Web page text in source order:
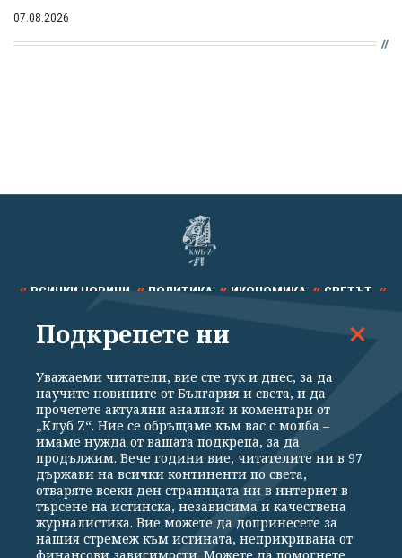
07.08.2026
ВСИЧКИ НОВИНИ ПОЛИТИКА ИКОНОМИКА СВЕТЪТ
СПОРТ КУЛТУРА ТЕХНОЛОГИИ КАЛЕЙДОСКОП
Общи условия
Политика за поверителност
Реклама
Партньори Контакти
За Клуб Z
Екип
Подкрепете ни
Подкрепете ни
Уважаеми читатели, вие сте тук и днес, за да
научите новините от България и света, и да
прочетете актуални анализи и коментари от
„Клуб Z“. Ние се обръщаме към вас с молба –
имаме нужда от вашата подкрепа, за да
продължим. Вече години вие, читателите ни в 97
държави на всички континенти по света,
отваряте всеки ден страницата ни в интернет в
търсене на истинска, независима и качествена
журналистика. Вие можете да допринесете за
нашия стремеж към истината, неприкривана от